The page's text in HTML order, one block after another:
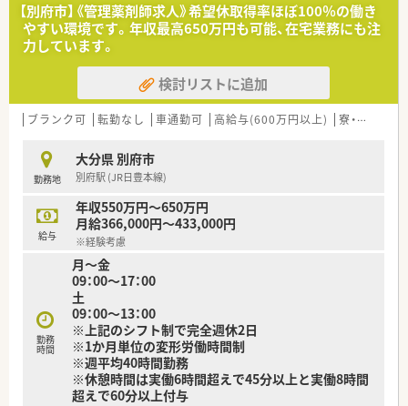
【別府市】《管理薬剤師求人》希望休取得率ほぼ100％の働き
やすい環境です。年収最高650万円も可能、在宅業務にも注
力しています。
検討リストに追加
ブランク可 転勤なし 車通勤可 高給与(600万円以上) 寮・借上社宅あり
勤務地
大分県 別府市
別府駅 (JR日豊本線)
給与
年収550万円～650万円
月給366,000円～433,000円
※経験考慮
勤務
時間
月～金
09：00～17：00
土
09：00～13：00
※上記のシフト制で完全週休2日
※1か月単位の変形労働時間制
※週平均40時間勤務
※休憩時間は実働6時間超えで45分以上と実働8時間
超えで60分以上付与